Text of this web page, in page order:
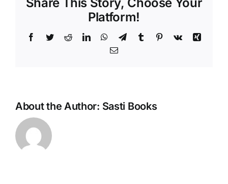
Platform!
Facebook
TwitterRedditLinkedInWhatsApp
TelegramTumblr Pinterest
Vk
Xing
Email
About the Author: Sasti Books